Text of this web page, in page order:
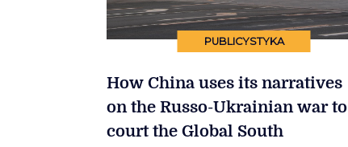
PUBLICYSTYKA
How China uses its narratives
on the Russo-Ukrainian war to
court the Global South